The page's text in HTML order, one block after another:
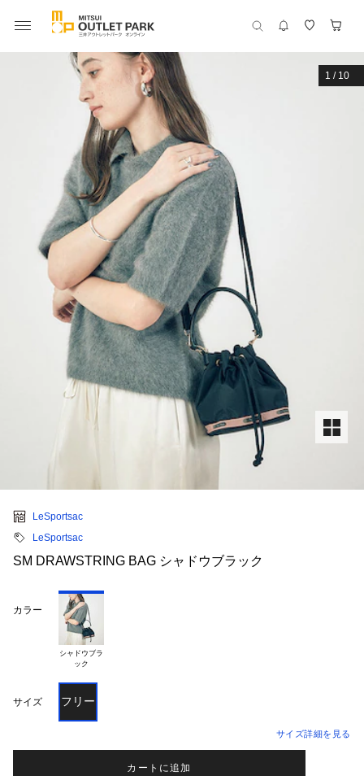
1 / 10
LeSportsac
LeSportsac
SM DRAWSTRING BAG シャドウブラック
カラー
シャドウブラ
サイズ フリー
サイズ詳細を見る
カートに追加